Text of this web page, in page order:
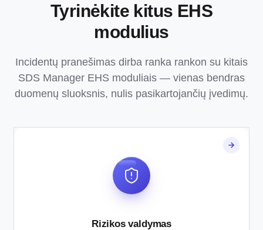
Tyrinėkite kitus EHS
modulius
Incidentų pranešimas dirba ranka rankon su kitais
SDS Manager EHS moduliais — vienas bendras
duomenų sluoksnis, nulis pasikartojančių įvedimų.
Rizikos valdymas